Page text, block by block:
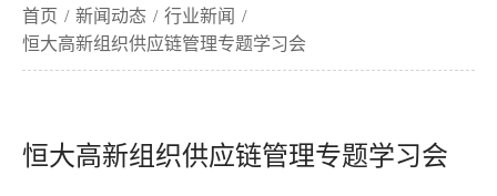
首页 / 新闻动态 / 行业新闻 /
恒大高新组织供应链管理专题学习会
恒大高新组织供应链管理专题学习会